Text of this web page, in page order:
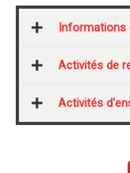
Informations
Activités de
Activités